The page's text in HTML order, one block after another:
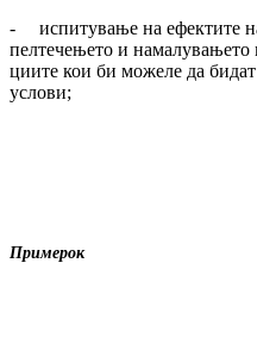
- испитување на ефектите
пелтечењето и на­ма­лу­ва­ње­то
ции­те кои би мо­желе да
услови;
Примерок